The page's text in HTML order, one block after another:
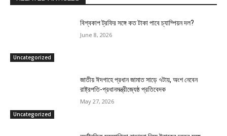
Uncategorized
বিশ্বকাপ ট্রফির সঙ্গে কত টাকা পাবে চ্যাম্পিয়ন দল?
June 8, 2026
Uncategorized
জাতীয় ঈদগাহে প্রধান জামাত সাড়ে ৭টায়, অংশ নেবেন
রাষ্ট্রপতি-প্রধানমন্ত্রীজ্যেষ্ঠ প্রতিবেদক
May 27, 2026